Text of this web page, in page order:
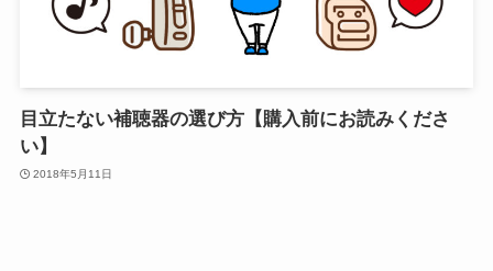
目立たない補聴器の選び方【購入前にお読みくださ
い】
2018年5月11日